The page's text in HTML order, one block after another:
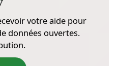
votre aide pour
données ouvertes.